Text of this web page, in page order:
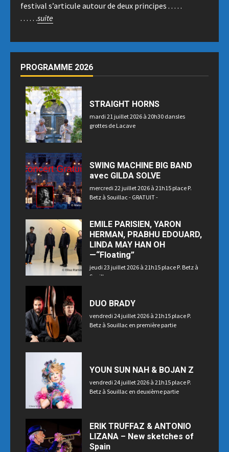
festival s’articule autour de deux principes . . . . .
. . . . . .suite
PROGRAMME 2026
STRAIGHT HORNS
mardi 21 juillet 2026 à 20h30 dansles
grottes de Lacave
SWING MACHINE BIG BAND
avec GILDA SOLVE
mercredi 22 juillet 2026 à 21h15 place P.
Betz à Souillac - GRATUIT -
EMILE PARISIEN, YARON
HERMAN, PRABHU EDOUARD,
LINDA MAY HAN OH
—“Floating”
jeudi 23 juillet 2026 à 21h15 place P. Betz à
Souillac
DUO BRADY
vendredi 24 juillet 2026 à 21h15 place P.
Betz à Souillac en première partie
YOUN SUN NAH & BOJAN Z
vendredi 24 juillet 2026 à 21h15 place P.
Betz à Souillac en deuxième partie
ERIK TRUFFAZ & ANTONIO
LIZANA – New sketches of
Spain